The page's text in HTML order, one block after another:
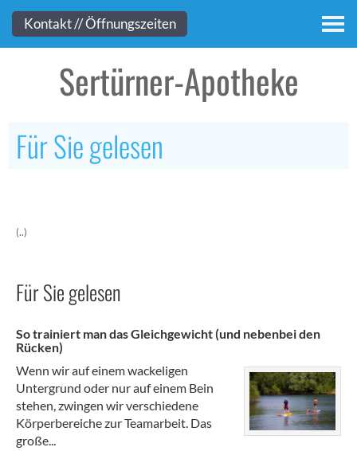
Kontakt
Sertürner-Apotheke
Für Sie gelesen
(..)
Für Sie gelesen
So trainiert man das Gleichgewicht (und nebenbei den
Rücken)
Wenn wir auf einem wackeligen
Untergrund oder nur auf einem Bein
stehen, zwingen wir verschiedene
Körperbereiche zur Teamarbeit. Das
große...
Kontakt // Öffnungszeiten